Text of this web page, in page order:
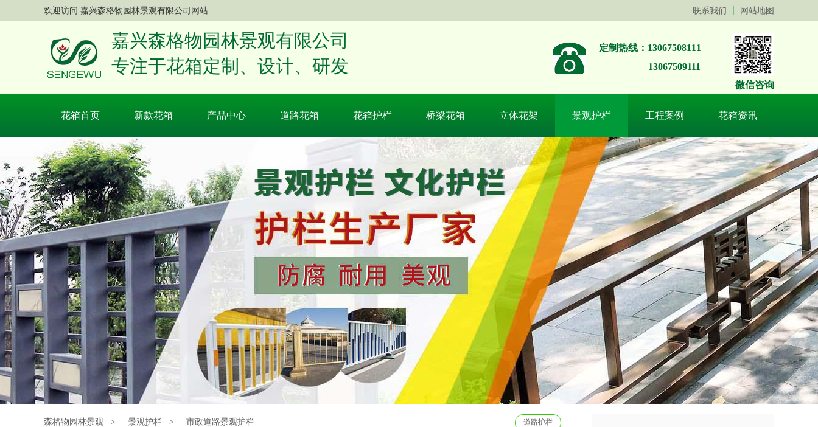
欢迎访问 嘉兴森格物园林景观有限公司网站 联系我们 网站地图
嘉兴森格物园林景观有限公司
专注于花箱定制、设计、研发
微信咨询
定制热线：13067508111
13067509111
花箱首页 新款花箱 产品中心 道路花箱 花箱护栏 桥梁花箱 立体花架 景观护栏 工程案例 花箱资讯
道路护栏
森格物园林景观 > 景观护栏 > 市政道路景观护栏